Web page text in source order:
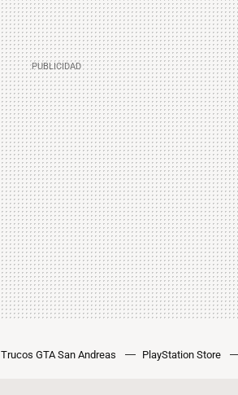
Trucos GTA San Andreas PlayStation Store